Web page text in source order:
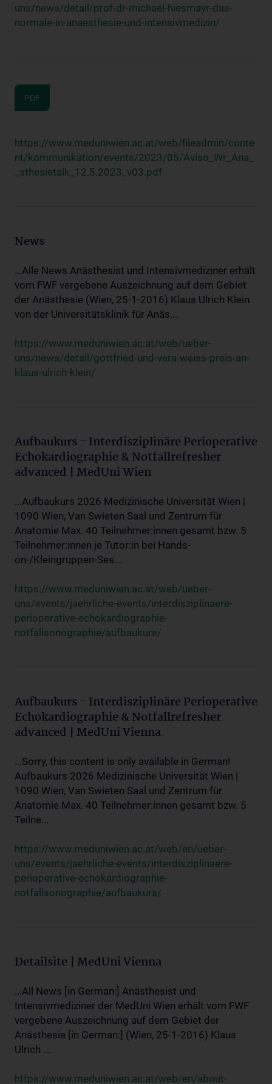
uns/news/detail/prof-dr-michael-hiesmayr-das-
normale-in-anaesthesie-und-intensivmedizin/
PDF
https://www.meduniwien.ac.at/web/fileadmin/conte
nt/kommunikation/events/2023/05/Aviso_Wr_Ana_
_sthesietalk_12.5.2023_v03.pdf
News
...Alle News Anästhesist und Intensivmediziner erhält
vom FWF vergebene Auszeichnung auf dem Gebiet
der Anästhesie (Wien, 25-1-2016) Klaus Ulrich Klein
von der Universitätsklinik für Anäs...
https://www.meduniwien.ac.at/web/ueber-
uns/news/detail/gottfried-und-vera-weiss-preis-an-
klaus-ulrich-klein/
Aufbaukurs - Interdisziplinäre Perioperative
Echokardiographie & Notfallrefresher
advanced | MedUni Wien
...Aufbaukurs 2026 Medizinische Universität Wien |
1090 Wien, Van Swieten Saal und Zentrum für
Anatomie Max. 40 Teilnehmer:innen gesamt bzw. 5
Teilnehmer:innen je Tutor:in bei Hands-
on-/Kleingruppen-Ses...
https://www.meduniwien.ac.at/web/ueber-
uns/events/jaehrliche-events/interdisziplinaere-
perioperative-echokardiographie-
notfallsonographie/aufbaukurs/
Aufbaukurs - Interdisziplinäre Perioperative
Echokardiographie & Notfallrefresher
advanced | MedUni Vienna
...Sorry, this content is only available in German!
Aufbaukurs 2026 Medizinische Universität Wien |
1090 Wien, Van Swieten Saal und Zentrum für
Anatomie Max. 40 Teilnehmer:innen gesamt bzw. 5
Teilne...
https://www.meduniwien.ac.at/web/en/ueber-
uns/events/jaehrliche-events/interdisziplinaere-
perioperative-echokardiographie-
notfallsonographie/aufbaukurs/
Detailsite | MedUni Vienna
...All News [in German:] Anästhesist und
Intensivmediziner der MedUni Wien erhält vom FWF
vergebene Auszeichnung auf dem Gebiet der
Anästhesie [in German:] (Wien, 25-1-2016) Klaus
Ulrich ...
https://www.meduniwien.ac.at/web/en/about-